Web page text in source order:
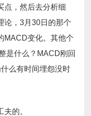
点，然后去分析细
论，3月30日的那个
MACD变化。其他个
是什么？MACD刚回
么有时间埋怨没时
的。